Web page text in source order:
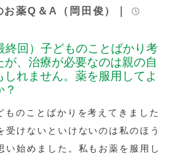
お薬Q＆A（岡田俊）｜
終回）子どものことばかり考
が、治療が必要なのは親の自
しれません。薬を服用してよ
？
のことばかりを考えてきました
受けないといけないのは私のほう
い始めました。私もお薬を服用し